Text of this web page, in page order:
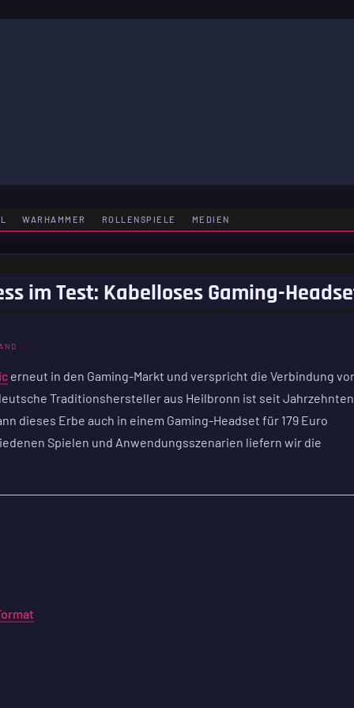
WARHAMMER ROLLENSPIELE MEDIEN
im Test: Kabelloses Gaming-
erneut in den Gaming-Markt und verspricht die Verbindung
Traditionshersteller aus Heilbronn ist seit Jahrzehnten
dieses Erbe auch in einem Gaming-Headset für 179 Euro
Spielen und Anwendungsszenarien liefern wir die